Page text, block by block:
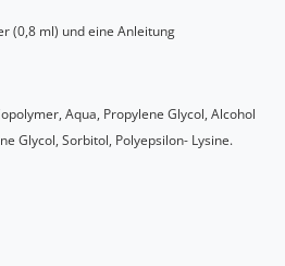
(0,8 ml) und eine Anleitung
Aqua, Propylene Glycol, Alcohol
Glycol, Sorbitol, Polyepsilon- Lysine.